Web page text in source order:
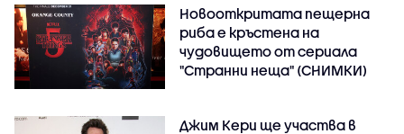
Новооткритата пещерна
риба е кръстена на
чудовището от сериала
"Странни неща" (СНИМКИ)
Джим Кери ще участва в